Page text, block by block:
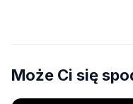
Może Ci się